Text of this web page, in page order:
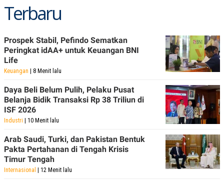
A
P
V
E
R
I
S
I
N
G
G
M
E
D
I
.
I
D
Terbaru
Prospek Stabil, Pefindo Sematkan
Peringkat idAA+ untuk Keuangan BNI
Life
Keuangan | 8 Menit lalu
Daya Beli Belum Pulih, Pelaku Pusat
Belanja Bidik Transaksi Rp 38 Triliun di
ISF 2026
Industri | 10 Menit lalu
Arab Saudi, Turki, dan Pakistan Bentuk
Pakta Pertahanan di Tengah Krisis
Timur Tengah
Internasional | 12 Menit lalu